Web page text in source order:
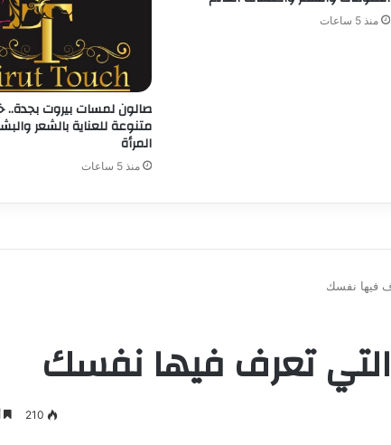
منذ 5 ساعات
صالون لمسات بيروت بجدة..
متنوعة للعناية بالشعر
المرأة
منذ 5 ساعات